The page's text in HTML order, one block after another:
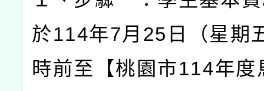
於114年7月 25 日（星期
時前至【桃園市114年度